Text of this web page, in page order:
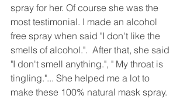
spray for her. Of course she was the
most testimonial. I made an alcohol
free spray when said "I don't like the
smells of alcohol.".  After that, she said
"I don't smell anything.", " My throat is
tingling."... She helped me a lot to
make these 100% natural mask spray.